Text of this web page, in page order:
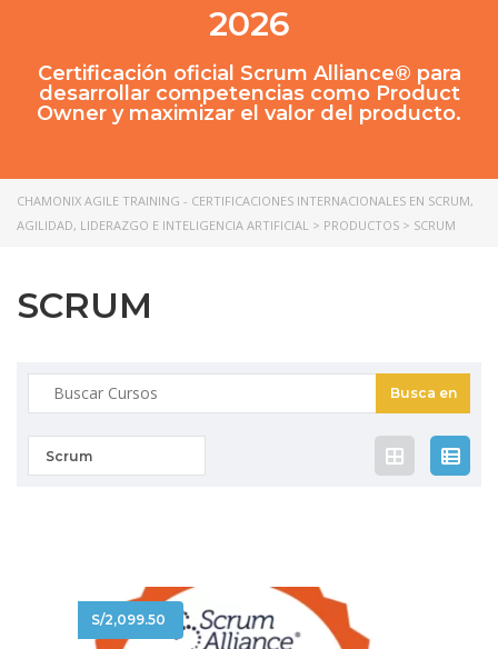
2026
Certificación oficial Scrum Alliance® para
desarrollar competencias como Product
Owner y maximizar el valor del producto.
CHAMONIX AGILE TRAINING - CERTIFICACIONES INTERNACIONALES EN SCRUM,
AGILIDAD, LIDERAZGO E INTELIGENCIA ARTIFICIAL > PRODUCTOS > SCRUM
SCRUM
Buscar:
Scrum
S/2,099.50